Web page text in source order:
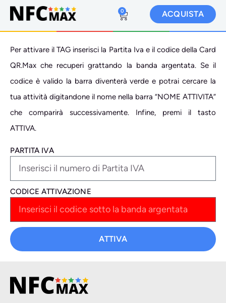
0 ACQUISTA
Per attivare il TAG inserisci la Partita Iva e il codice della Card
QR.Max che recuperi grattando la banda argentata. Se il
codice è valido la barra diventerà verde e potrai cercare la
tua attività digitandone il nome nella barra “NOME ATTIVITA”
che comparirà successivamente. Infine, premi il tasto
ATTIVA.
PARTITA IVA
CODICE ATTIVAZIONE
ATTIVA